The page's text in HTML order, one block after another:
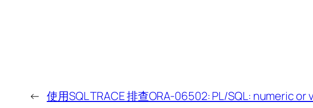
← 使用SQL TRACE 排查ORA-06502: PL/SQL: numeric or